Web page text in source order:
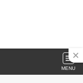
MENU